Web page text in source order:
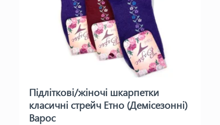
Підліткові/жіночі шкарпетки
класичні стрейч Етно (Демісезонні)
Варос